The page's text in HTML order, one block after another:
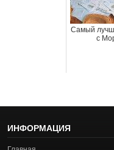
Самый
с
ИНФОРМАЦИЯ